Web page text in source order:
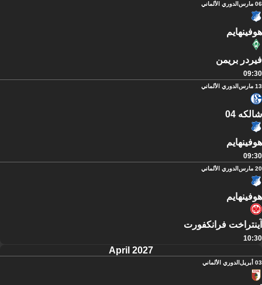
06 مارس الدوري الألماني
هوفينهايم
فيردر بريمن
09:30
13 مارس الدوري الألماني
شالكه 04
هوفينهايم
09:30
20 مارس الدوري الألماني
هوفينهايم
آينتراخت فرانكفورت
10:30
April 2027
03 أبريل الدوري الألماني